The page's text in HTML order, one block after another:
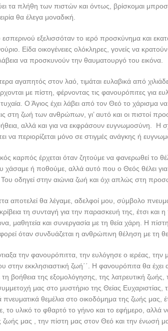
τα πλήθη των πιστών και όντως, βρίσκομαι
θα έλεγα μοναδική.
εσπερινού εξελισσόταν το ιερό προσκύνημα και
Είδα οικογένειες ολόκληρες, γονείς να
να προσκυνούν την θαυματουργό του εικόνα.
αγαπητός στον λαό, τιμάται ευλαβικά από
με πίστη, φέρνοντας τις φανουρόπιτες για
Ο Άγιος έχει λάβει από τον Θεό το χάρισμα
στη ζωή των ανθρώπων, γι’ αυτό και οι πιστοί
αλλά και για να εκφράσουν ευγνωμοσύνη. H
να περιορίζεται μόνο σε στιγμές ανάγκης ή
καρπός έρχεται όταν ζητούμε να φανερωθεί το
χάσαμε ή ποθούμε, αλλά αυτό που ο Θεός θέλει
οδηγεί στην αιώνια ζωή και όχι απλώς στη
αποτελεί θα λέγαμε, αδελφοί μου, σύμβολο
τη συνταγή για την παρασκευή της, έτσι και η
και συνεργασία με τη θεία χάρη. Η πίστη
όταν συνδυάζεται η ανθρώπινη θέληση με τη
την φανουρόπιττα, την ευλόγησε ο ιερέας, την
στην εκκλησιαστική ζωή΄΄. Η φανουρόπιτα θα έχει
βοήθεια της εξομολόγησης, της λατρευτική ζωής,
μας στο μυστήριο της Θείας Ευχαριστίας,
πνευματικά θεμέλια στο οικοδόμημα της ζωής μας,
υλικό το φθαρτό το γήινο και το εφήμερο, αλλά
ζωής μας , την πίστη μας στον Θεό και την ένωσή